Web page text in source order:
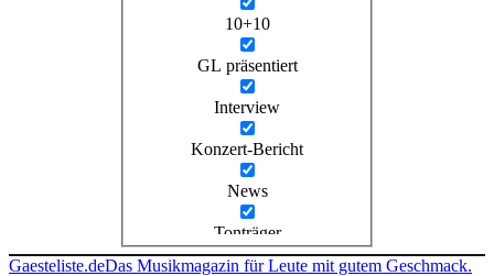
10+10
GL präsentiert
Interview
Konzert-Bericht
News
Tonträger
Gaesteliste.deDas Musikmagazin für Leute mit gutem Geschmack.